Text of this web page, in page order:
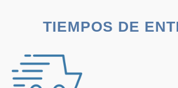
TIEMPOS DE